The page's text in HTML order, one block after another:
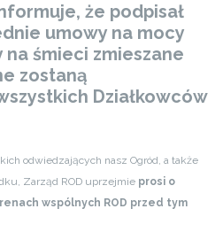
że podpisał
umowy na mocy
śmieci zmieszane
zostaną
Działkowców
odwiedzających nasz Ogród, a także
Zarząd ROD uprzejmie prosi o
wspólnych ROD przed tym